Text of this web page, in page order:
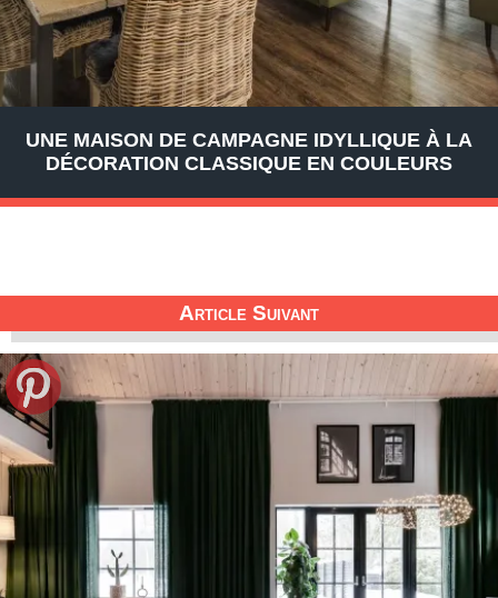
UNE MAISON DE CAMPAGNE IDYLLIQUE À LA
DÉCORATION CLASSIQUE EN COULEURS
Article Suivant